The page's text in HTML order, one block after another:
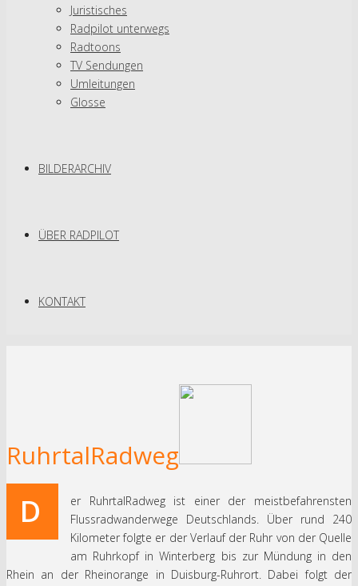
Juristisches
Radpilot unterwegs
Radtoons
TV Sendungen
Umleitungen
Glosse
BILDERARCHIV
ÜBER RADPILOT
KONTAKT
RuhrtalRadweg
D
er RuhrtalRadweg ist einer der meistbefahrensten
Flussradwanderwege Deutschlands. Über rund 240
Kilometer folgte er der Verlauf der Ruhr von der Quelle
am Ruhrkopf in Winterberg bis zur Mündung in den
Rhein an der Rheinorange in Duisburg-Ruhrort. Dabei folgt der